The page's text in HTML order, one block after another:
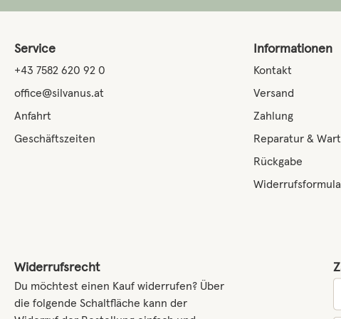
Service
+43 7582 620 92 0
office@silvanus.at
Anfahrt
Geschäftszeiten
Informationen
Kontakt
Versand
Zahlung
Reparatur &
Rückgabe
Widerrufsrecht
Du möchtest einen Kauf widerrufen? Über
die folgende Schaltfläche kann der